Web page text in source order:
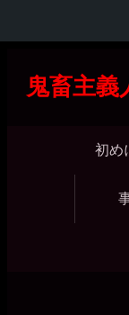
鬼畜主義
初め